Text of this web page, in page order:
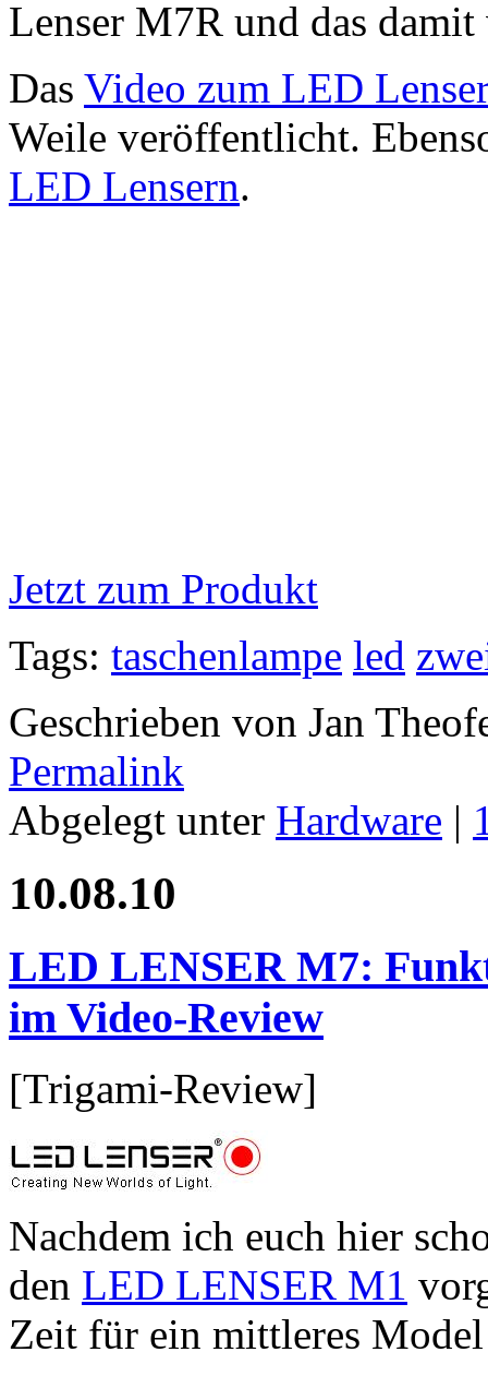
Lenser M7R und das
Das Video zum LED
Weile veröffentlicht.
LED Lensern.
Jetzt zum Produkt
Tags: taschenlampe led
Geschrieben von Jan
Permalink
Abgelegt unter Hardware |
10.08.10
LED LENSER M7:
im Video-Review
[Trigami-Review]
Nachdem ich euch hier
den LED LENSER M1
Zeit für ein mittleres